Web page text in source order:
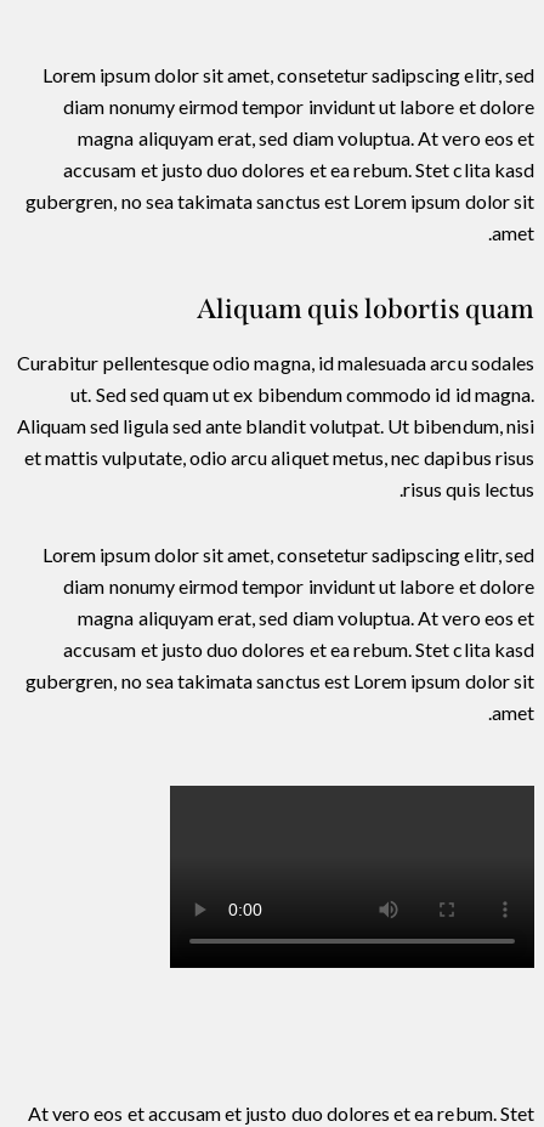
Lorem ipsum dolor sit amet, consetetur sadipscing elitr, sed
diam nonumy eirmod tempor invidunt ut labore et dolore
magna aliquyam erat, sed diam voluptua. At vero eos et
accusam et justo duo dolores et ea rebum. Stet clita kasd
gubergren, no sea takimata sanctus est Lorem ipsum dolor sit
amet.
Aliquam quis lobortis quam
Curabitur pellentesque odio magna, id malesuada arcu sodales
ut. Sed sed quam ut ex bibendum commodo id id magna.
Aliquam sed ligula sed ante blandit volutpat. Ut bibendum, nisi
et mattis vulputate, odio arcu aliquet metus, nec dapibus risus
risus quis lectus.
Lorem ipsum dolor sit amet, consetetur sadipscing elitr, sed
diam nonumy eirmod tempor invidunt ut labore et dolore
magna aliquyam erat, sed diam voluptua. At vero eos et
accusam et justo duo dolores et ea rebum. Stet clita kasd
gubergren, no sea takimata sanctus est Lorem ipsum dolor sit
amet.
At vero eos et accusam et justo duo dolores et ea rebum. Stet